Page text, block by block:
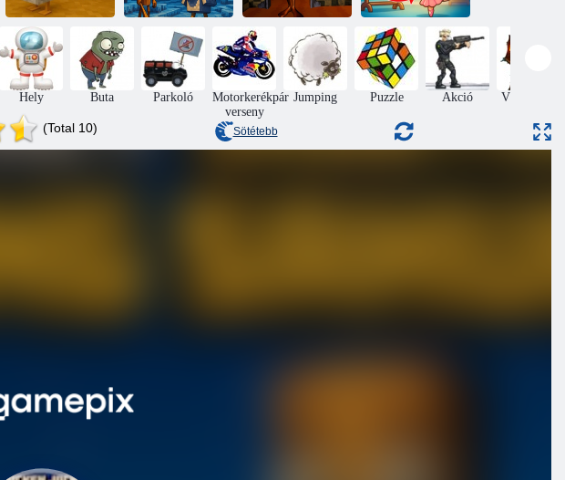
Csirke zsoké
rejtett láva csirke
Csirke zsoké
lövöldözés tung
tung sahur
Thung Thung
Sahur égő vágya
BrainRots:
öltözködjön és
belsőépítészet
Hely Buta Parkoló
Motorkerékpár
verseny
Jumping Puzzle Akció
Védelme a
(Total 10) Sötétebb